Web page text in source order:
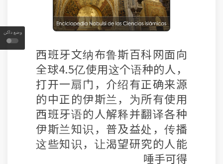
وضع داكن
西班牙文纳布鲁斯百科网面向
全球4.5亿使用这个语种的人，
打开一扇门，介绍有正确来源
的中正的伊斯兰，为所有使用
西班牙语的人解释并翻译各种
伊斯兰知识，普及益处，传播
这些知识，让渴望研究的人能
唾手可得